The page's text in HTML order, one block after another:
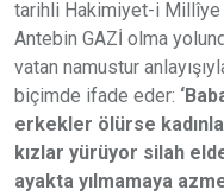
tarihli Hakimiyet-i Millîye
Antebin GAZİ olma
vatan namustur
biçimde ifade eder:
erkekler ölürse
kızlar yürüyor silah
ayakta yılmamaya